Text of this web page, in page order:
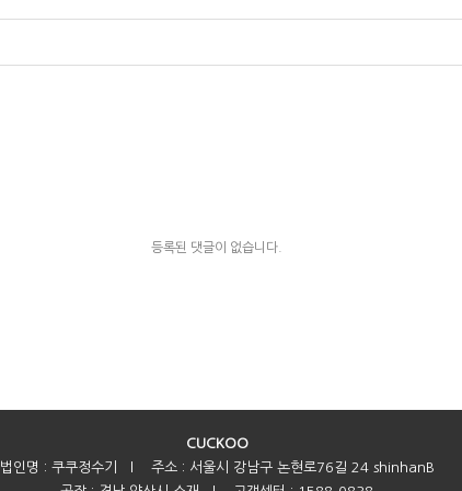
등록된 댓글이 없습니다.
CUCKOO
법인명 : 쿠쿠정수기
주소 : 서울시 강남구 논현로76길 24 shinhanB